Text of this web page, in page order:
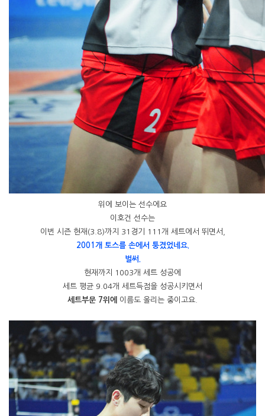
위에 보이는 선수에요
이호건 선수는
이번 시즌 현재(3.8)까지 31경기 111개 세트에서 뛰면서,
2001개 토스를 손에서 퉁겼었네요.
벌써.
현재까지 1003개 세트 성공에
세트 평균 9.04개 세트득점을 성공시키면서
세트부문 7위에
이름도 올리는 중이고요.